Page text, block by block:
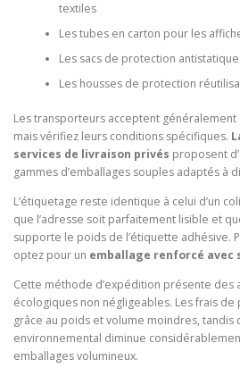
textiles
Les tubes en carton pour les
Les sacs de protection
Les housses de protection
Les transporteurs acceptent
mais vérifiez leurs conditions spécifiques.
services de livraison privés proposent
gammes d’emballages souples adaptés à
L’étiquetage reste identique à celui d’un
que l’adresse soit parfaitement lisible et
supporte le poids de l’étiquette adhésive.
optez pour un emballage renforcé avec
Cette méthode d’expédition présente des
écologiques non négligeables. Les frais
grâce au poids et volume moindres, tandis
environnemental diminue
emballages volumineux.